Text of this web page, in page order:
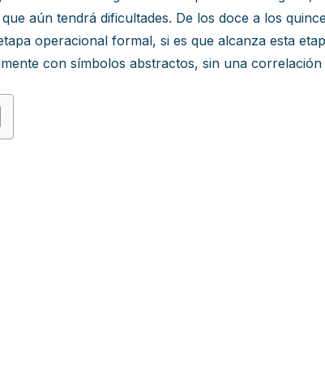
aún tendrá dificultades. De los doce a los
operacional formal, si es que alcanza esta
con símbolos abstractos, sin una